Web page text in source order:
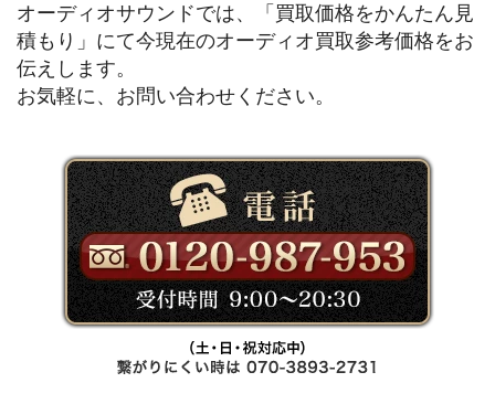
オーディオサウンドでは、「買取価格をかんたん見
積もり」にて今現在のオーディオ買取参考価格をお
伝えします。
お気軽に、お問い合わせください。